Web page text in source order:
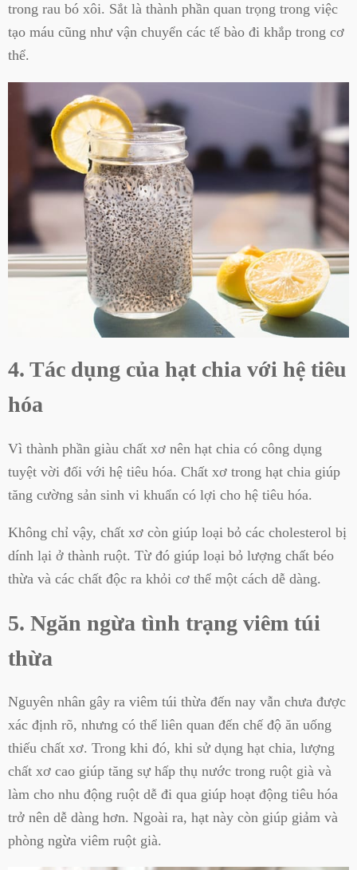
trong rau bó xôi. Sắt là thành phần quan trọng trong việc
tạo máu cũng như vận chuyển các tế bào đi khắp trong cơ
thể.
4. Tác dụng của hạt chia với hệ tiêu
hóa
Vì thành phần giàu chất xơ nên hạt chia có công dụng
tuyệt vời đối với hệ tiêu hóa. Chất xơ trong hạt chia giúp
tăng cường sản sinh vi khuẩn có lợi cho hệ tiêu hóa.
Không chỉ vậy, chất xơ còn giúp loại bỏ các cholesterol bị
dính lại ở thành ruột. Từ đó giúp loại bỏ lượng chất béo
thừa và các chất độc ra khỏi cơ thể một cách dễ dàng.
5. Ngăn ngừa tình trạng viêm túi
thừa
Nguyên nhân gây ra viêm túi thừa đến nay vẫn chưa được
xác định rõ, nhưng có thể liên quan đến chế độ ăn uống
thiếu chất xơ. Trong khi đó, khi sử dụng hạt chia, lượng
chất xơ cao giúp tăng sự hấp thụ nước trong ruột già và
làm cho nhu động ruột dễ đi qua giúp hoạt động tiêu hóa
trở nên dễ dàng hơn. Ngoài ra, hạt này còn giúp giảm và
phòng ngừa viêm ruột già.